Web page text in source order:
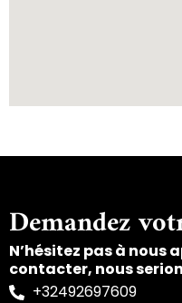
Demandez
N’hésitez pas à nous
contacter, nous
+32492697609